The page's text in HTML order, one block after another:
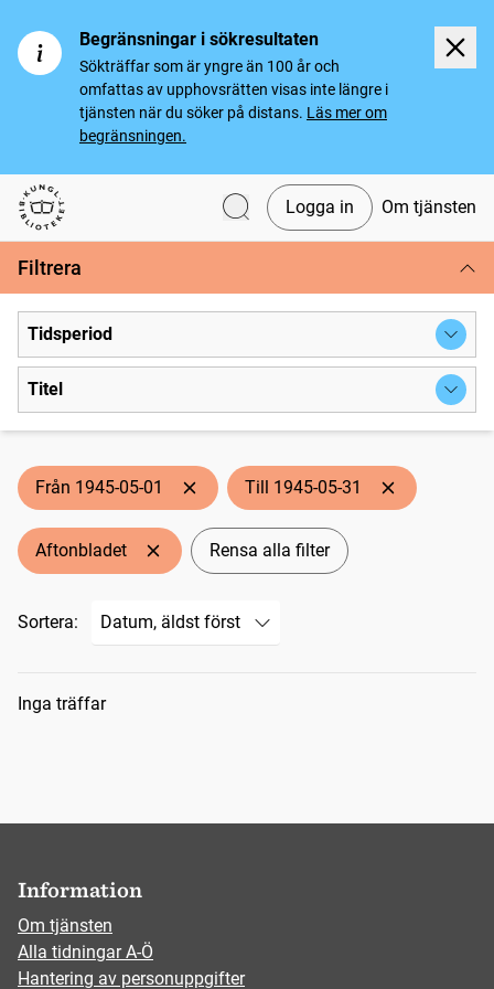
Begränsningar i sökresultaten
Sökträffar som är yngre än 100 år och
omfattas av upphovsrätten visas inte längre i
tjänsten när du söker på distans. Läs mer om
begränsningen.
Svenska tidningar
Logga in Om tjänsten
Filtrera
Tidsperiod
Titel
Från 1945-05-01 Till 1945-05-31
Aftonbladet Rensa alla filter
Sortera:
Sökresultat
Inga träffar
Information
Om tjänsten
Alla tidningar A-Ö
Hantering av personuppgifter